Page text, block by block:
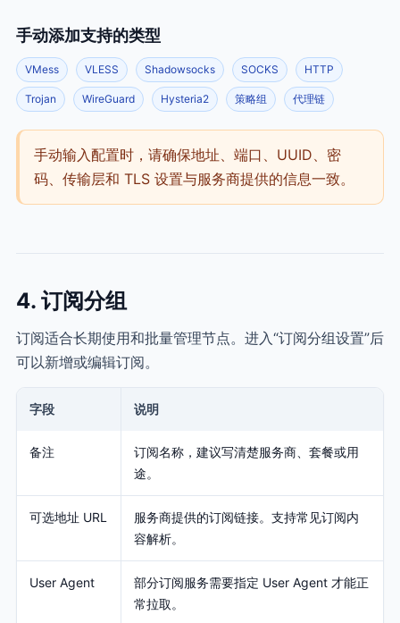
手动添加支持的类型
VMess VLESS Shadowsocks SOCKS HTTP
Trojan WireGuard Hysteria2 策略组 代理链
手动输入配置时，请确保地址、端口、UUID、密
码、传输层和 TLS 设置与服务商提供的信息一致。
4. 订阅分组
订阅适合长期使用和批量管理节点。进入“订阅分组设置”后
可以新增或编辑订阅。
字段 说明
备注
订阅名称，建议写清楚服务商、套餐或用
途。
可选地址 URL
服务商提供的订阅链接。支持常见订阅内
容解析。
User Agent
部分订阅服务需要指定 User Agent 才能正
常拉取。